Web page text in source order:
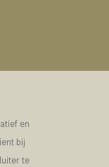
en
bij
te